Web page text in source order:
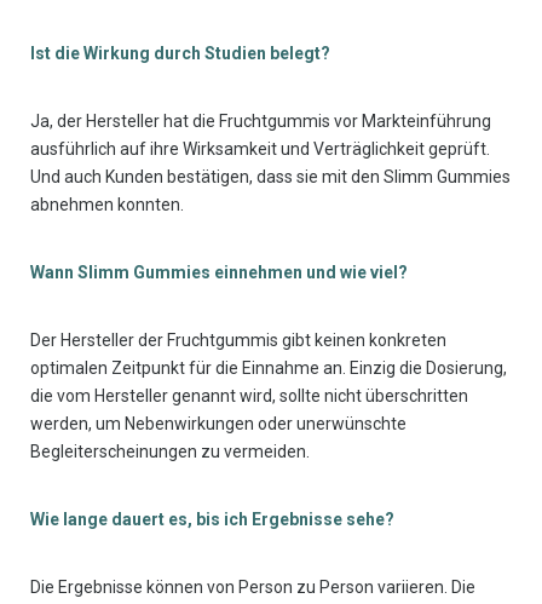
Ist die Wirkung durch Studien belegt?
Ja, der Hersteller hat die Fruchtgummis vor Markteinführung
ausführlich auf ihre Wirksamkeit und Verträglichkeit geprüft.
Und auch Kunden bestätigen, dass sie mit den Slimm Gummies
abnehmen konnten.
Wann Slimm Gummies einnehmen und wie viel?
Der Hersteller der Fruchtgummis gibt keinen konkreten
optimalen Zeitpunkt für die Einnahme an. Einzig die Dosierung,
die vom Hersteller genannt wird, sollte nicht überschritten
werden, um Nebenwirkungen oder unerwünschte
Begleiterscheinungen zu vermeiden.
Wie lange dauert es, bis ich Ergebnisse sehe?
Die Ergebnisse können von Person zu Person variieren. Die